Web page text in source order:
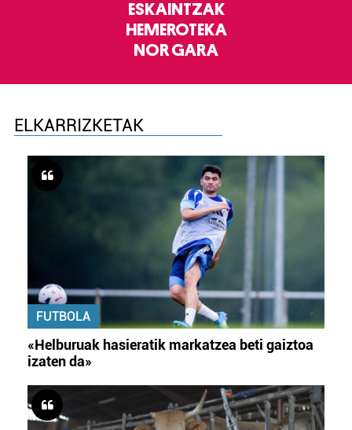
ESKAINTZAK
HEMEROTEKA
NOR GARA
ELKARRIZKETAK
FUTBOLA
«Helburuak hasieratik markatzea beti gaiztoa
izaten da»